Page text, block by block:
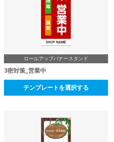
ロールアップバナースタンド
3密対策_営業中
テンプレートを選択する